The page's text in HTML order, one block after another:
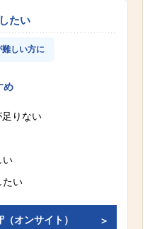
たい
難しい方に
め
足りない
い
たい
オンサイト）